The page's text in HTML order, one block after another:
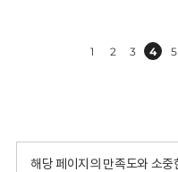
1 2 3 4 5
해당 페이지의 만족도와 소중